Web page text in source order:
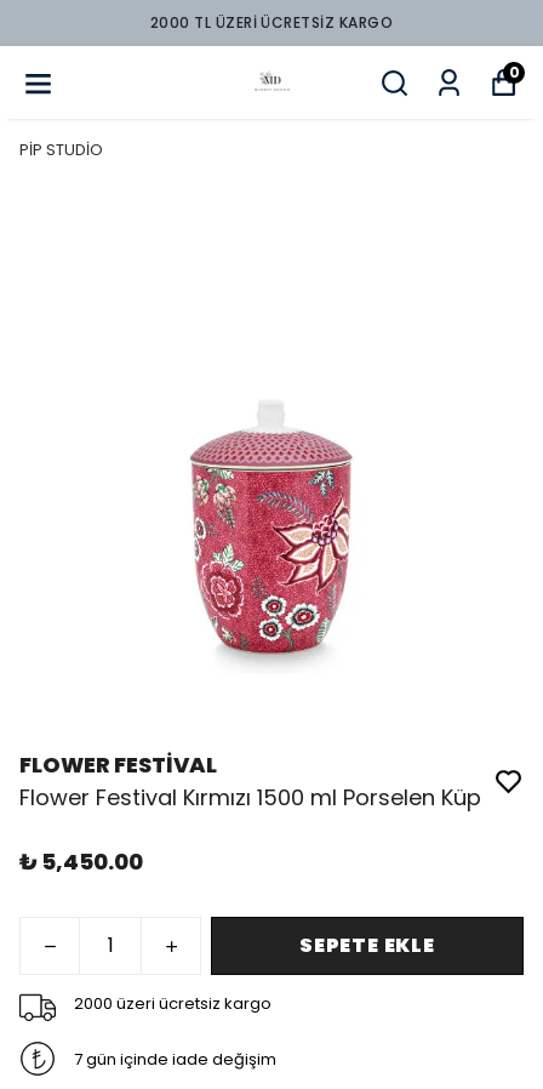
2000 TL ÜZERİ ÜCRETSİZ KARGO
0
PİP STUDİO
FLOWER FESTİVAL
Flower Festival Kırmızı 1500 ml Porselen Küp
₺ 5,450.00
SEPETE EKLE
2000 üzeri ücretsiz kargo
7 gün içinde iade değişim